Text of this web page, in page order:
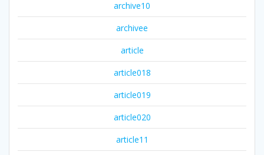
archive10
archivee
article
article018
article019
article020
article11